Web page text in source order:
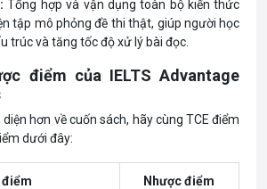
Tổng hợp và vận dụng toàn bộ kiến thức
tập mô phỏng đề thi thật, giúp người học
trúc và tăng tốc độ xử lý bài đọc.
điểm của IELTS Advantage
hơn về cuốn sách, hãy cùng TCE điểm
dưới đây:
điểm Nhược điểm